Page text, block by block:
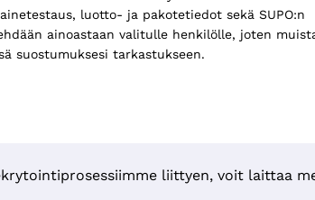
luotto- ja pakotetiedot sekä SUPO:n
ainoastaan valitulle henkilölle, joten
suostumuksesi tarkastukseen.
liittyen, voit laittaa